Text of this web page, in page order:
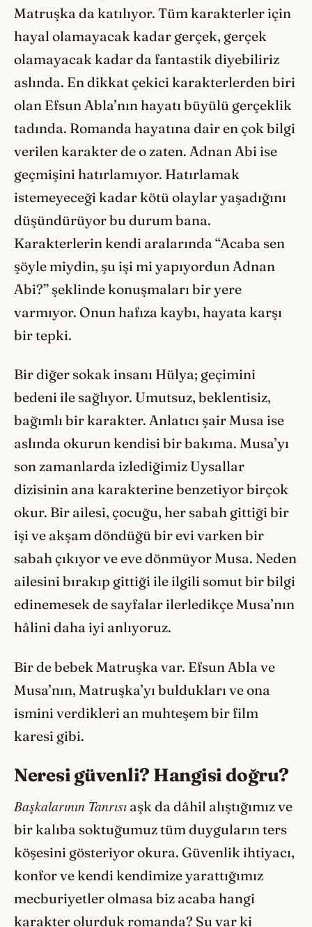
Matruşka da katılıyor. Tüm karakterler için
hayal olamayacak kadar gerçek, gerçek
olamayacak kadar da fantastik diyebiliriz
aslında. En dikkat çekici karakterlerden biri
olan Efsun Abla’nın hayatı büyülü gerçeklik
tadında. Romanda hayatına dair en çok bilgi
verilen karakter de o zaten. Adnan Abi ise
geçmişini hatırlamıyor. Hatırlamak
istemeyeceği kadar kötü olaylar yaşadığını
düşündürüyor bu durum bana.
Karakterlerin kendi aralarında “Acaba sen
şöyle miydin, şu işi mi yapıyordun Adnan
Abi?” şeklinde konuşmaları bir yere
varmıyor. Onun hafıza kaybı, hayata karşı
bir tepki.
Bir diğer sokak insanı Hülya; geçimini
bedeni ile sağlıyor. Umutsuz, beklentisiz,
bağımlı bir karakter. Anlatıcı şair Musa ise
aslında okurun kendisi bir bakıma. Musa’yı
son zamanlarda izlediğimiz Uysallar
dizisinin ana karakterine benzetiyor birçok
okur. Bir ailesi, çocuğu, her sabah gittiği bir
işi ve akşam döndüğü bir evi varken bir
sabah çıkıyor ve eve dönmüyor Musa. Neden
ailesini bırakıp gittiği ile ilgili somut bir bilgi
edinemesek de sayfalar ilerledikçe Musa’nın
hâlini daha iyi anlıyoruz.
Bir de bebek Matruşka var. Efsun Abla ve
Musa’nın, Matruşka’yı buldukları ve ona
ismini verdikleri an muhteşem bir film
karesi gibi.
Neresi güvenli? Hangisi doğru?
Başkalarının Tanrısı aşk da dâhil alıştığımız ve
bir kalıba soktuğumuz tüm duyguların ters
köşesini gösteriyor okura. Güvenlik ihtiyacı,
konfor ve kendi kendimize yarattığımız
mecburiyetler olmasa biz acaba hangi
karakter olurduk romanda? Şu var ki